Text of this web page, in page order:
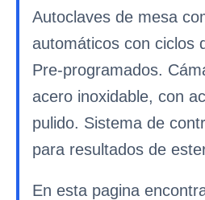
Autoclaves de mesa
automáticos con ciclos
Pre-programados.
acero inoxidable, con
pulido. Sistema de
para resultados de
En esta pagina